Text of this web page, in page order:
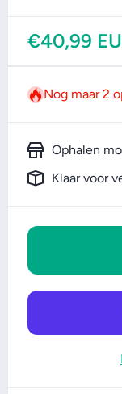
€40,99
Nog maar 2
Ophalen
Klaar voor